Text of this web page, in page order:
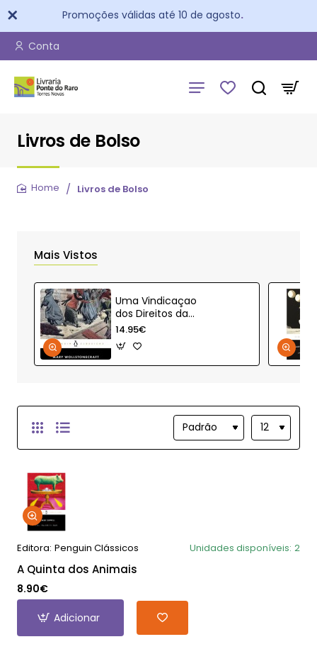
Promoções válidas até 10 de agosto.
Conta
Livros de Bolso
Livros de Bolso
Mais Vistos
Uma Vindicaçao
dos Direitos da
Mulher
14.95€
Editora: Penguin Clássicos Unidades disponíveis: 2
A Quinta dos Animais
8.90€
Adicionar